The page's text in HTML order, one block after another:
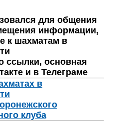
для общения
информации,
к шахматам в
ссылки, основная
и в Телеграме
в
клуба